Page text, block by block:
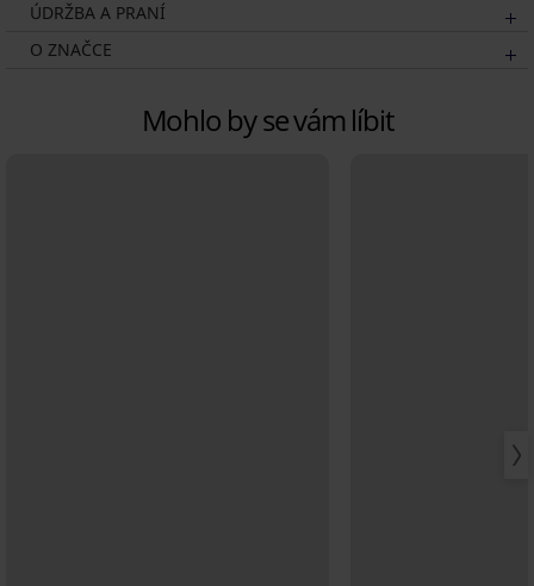
ÚDRŽBA A PRANÍ
O ZNAČCE
Mohlo by se vám líbit